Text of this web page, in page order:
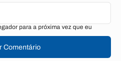
para a próxima vez que eu
Comentário